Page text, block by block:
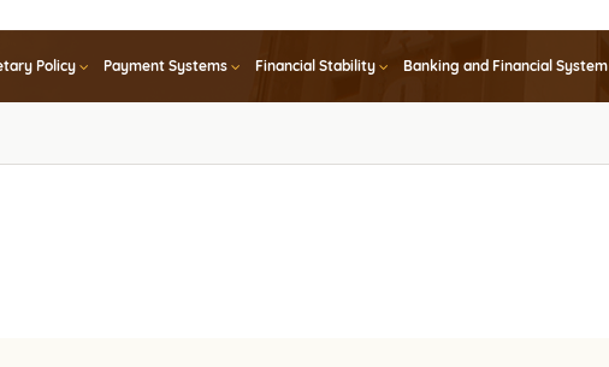
Policy Payment Systems Financial Stability Banking and Financial System